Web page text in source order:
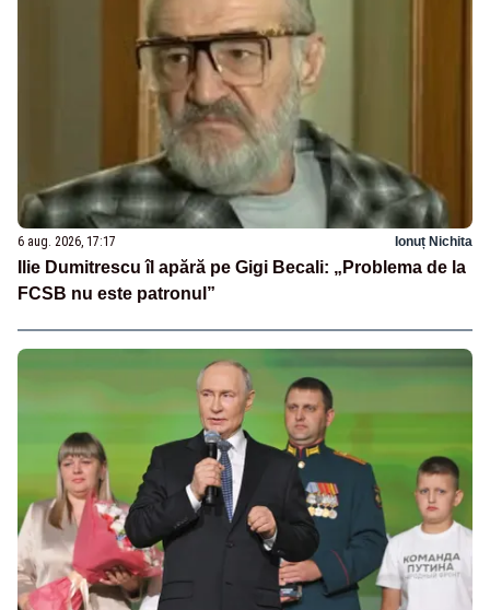
6 aug. 2026, 17:17 Ionuț Nichita
Ilie Dumitrescu îl apără pe Gigi Becali: „Problema de la
FCSB nu este patronul”